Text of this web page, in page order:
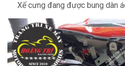
Xế cưng đang được bung dàn